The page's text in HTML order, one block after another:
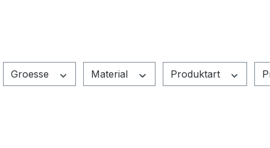
Groesse Material Produktart